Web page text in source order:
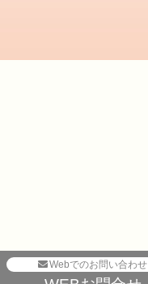
Webでのお問い合わせ